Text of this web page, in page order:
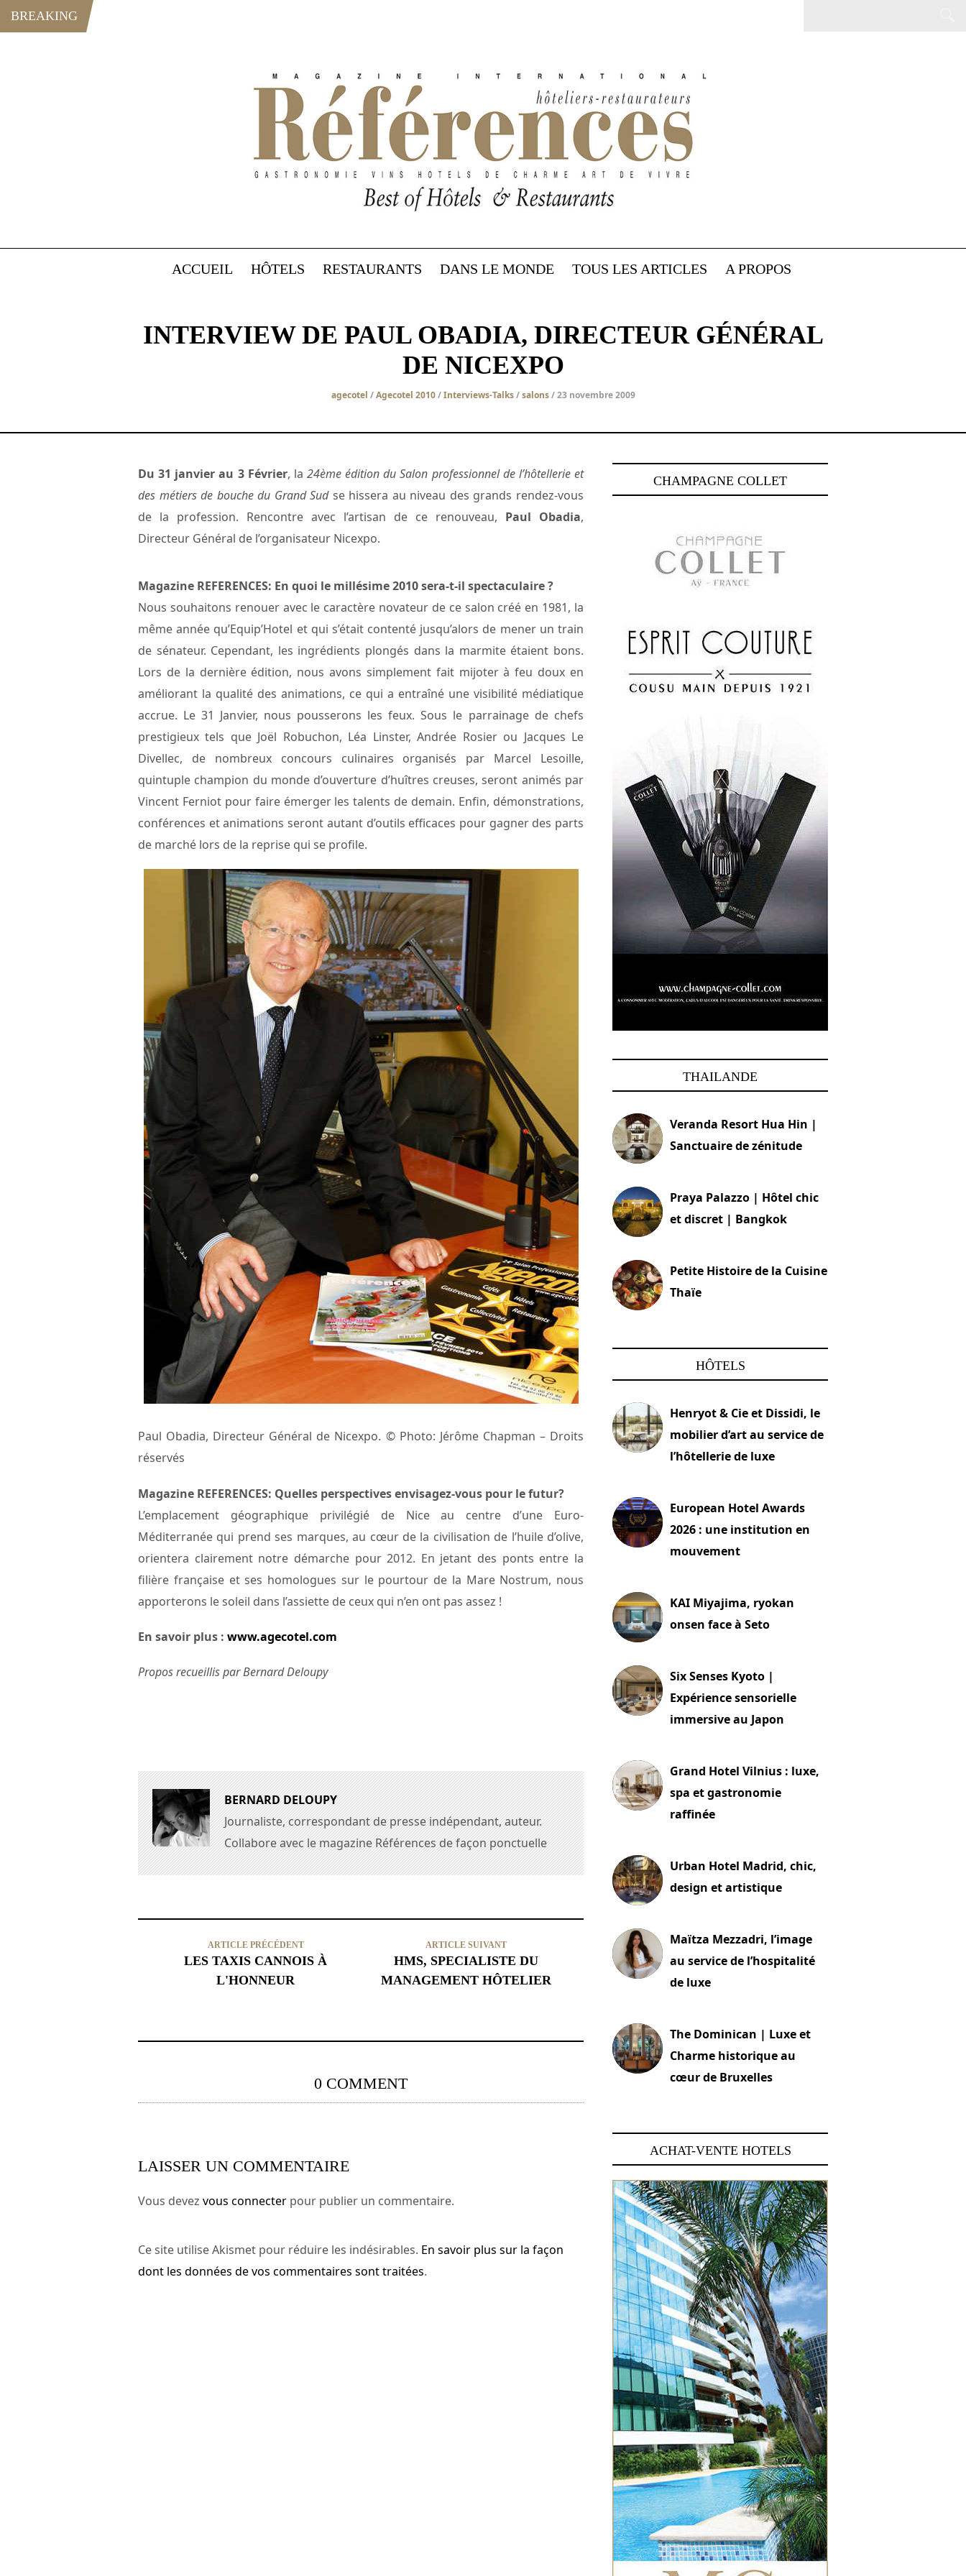
BREAKING
ACCUEIL HÔTELS RESTAURANTS DANS LE MONDE TOUS LES ARTICLES A PROPOS
INTERVIEW DE PAUL OBADIA, DIRECTEUR GÉNÉRAL
DE NICEXPO
agecotel /Agecotel 2010/Interviews-Talks/salons/ 23 novembre 2009
Du 31 janvier au 3 Février, la24ème édition du Salon professionnel de l’hôtellerie et
des métiers de bouche du Grand Sudse hissera au niveau des grands rendez-vous
de la profession. Rencontre avec l’artisan de ce renouveau, Paul Obadia,
Directeur Général de l’organisateur Nicexpo.
Magazine REFERENCES: En quoi le millésime 2010 sera-t-il spectaculaire ?
Nous souhaitons renouer avec le caractère novateur de ce salon créé en 1981, la
même année qu’Equip’Hotel et qui s’était contenté jusqu’alors de mener un train
de sénateur. Cependant, les ingrédients plongés dans la marmite étaient bons.
Lors de la dernière édition, nous avons simplement fait mijoter à feu doux en
améliorant la qualité des animations, ce qui a entraîné une visibilité médiatique
accrue. Le 31 Janvier, nous pousserons les feux. Sous le parrainage de chefs
prestigieux tels que Joël Robuchon, Léa Linster, Andrée Rosier ou Jacques Le
Divellec, de nombreux concours culinaires organisés par Marcel Lesoille,
quintuple champion du monde d’ouverture d’huîtres creuses, seront animés par
Vincent Ferniot pour faire émerger les talents de demain. Enfin, démonstrations,
conférences et animations seront autant d’outils efficaces pour gagner des parts
de marché lors de la reprise qui se profile.
Paul Obadia, Directeur Général de Nicexpo. © Photo: Jérôme Chapman – Droits
réservés
Magazine REFERENCES: Quelles perspectives envisagez-vous pour le futur?
L’emplacement géographique privilégié de Nice au centre d’une Euro-
Méditerranée qui prend ses marques, au cœur de la civilisation de l’huile d’olive,
orientera clairement notre démarche pour 2012. En jetant des ponts entre la
filière française et ses homologues sur le pourtour de la Mare Nostrum, nous
apporterons le soleil dans l’assiette de ceux qui n’en ont pas assez !
En savoir plus : www.agecotel.com
Propos recueillis par Bernard Deloupy
BERNARD DELOUPY
Journaliste, correspondant de presse indépendant, auteur.
Collabore avec le magazine Références de façon ponctuelle
ARTICLE PRÉCÉDENT
LES TAXIS CANNOIS À
L'HONNEUR
ARTICLE SUIVANT
HMS, SPECIALISTE DU
MANAGEMENT HÔTELIER
0 COMMENT
LAISSER UN COMMENTAIRE
Vous devez vous connecter pour publier un commentaire.
Ce site utilise Akismet pour réduire les indésirables. En savoir plus sur la façon
dont les données de vos commentaires sont traitées.
CHAMPAGNE COLLET
THAILANDE
Veranda Resort Hua Hin |
Sanctuaire de zénitude
Praya Palazzo | Hôtel chic
et discret | Bangkok
Petite Histoire de la Cuisine
Thaïe
HÔTELS
Henryot & Cie et Dissidi, le
mobilier d’art au service de
l’hôtellerie de luxe
European Hotel Awards
2026 : une institution en
mouvement
KAI Miyajima, ryokan
onsen face à Seto
Six Senses Kyoto |
Expérience sensorielle
immersive au Japon
Grand Hotel Vilnius : luxe,
spa et gastronomie
raffinée
Urban Hotel Madrid, chic,
design et artistique
Maïtza Mezzadri, l’image
au service de l’hospitalité
de luxe
The Dominican | Luxe et
Charme historique au
cœur de Bruxelles
ACHAT-VENTE HOTELS